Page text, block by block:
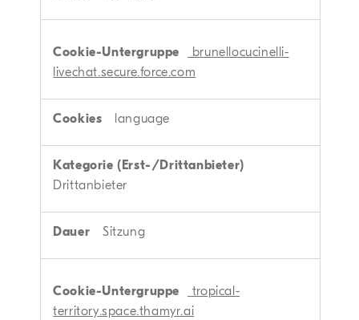
brunellocucinelli-
livechat.secure.force.com
language
Drittanbieter
Sitzung
tropical-
territory.space.thamyr.ai